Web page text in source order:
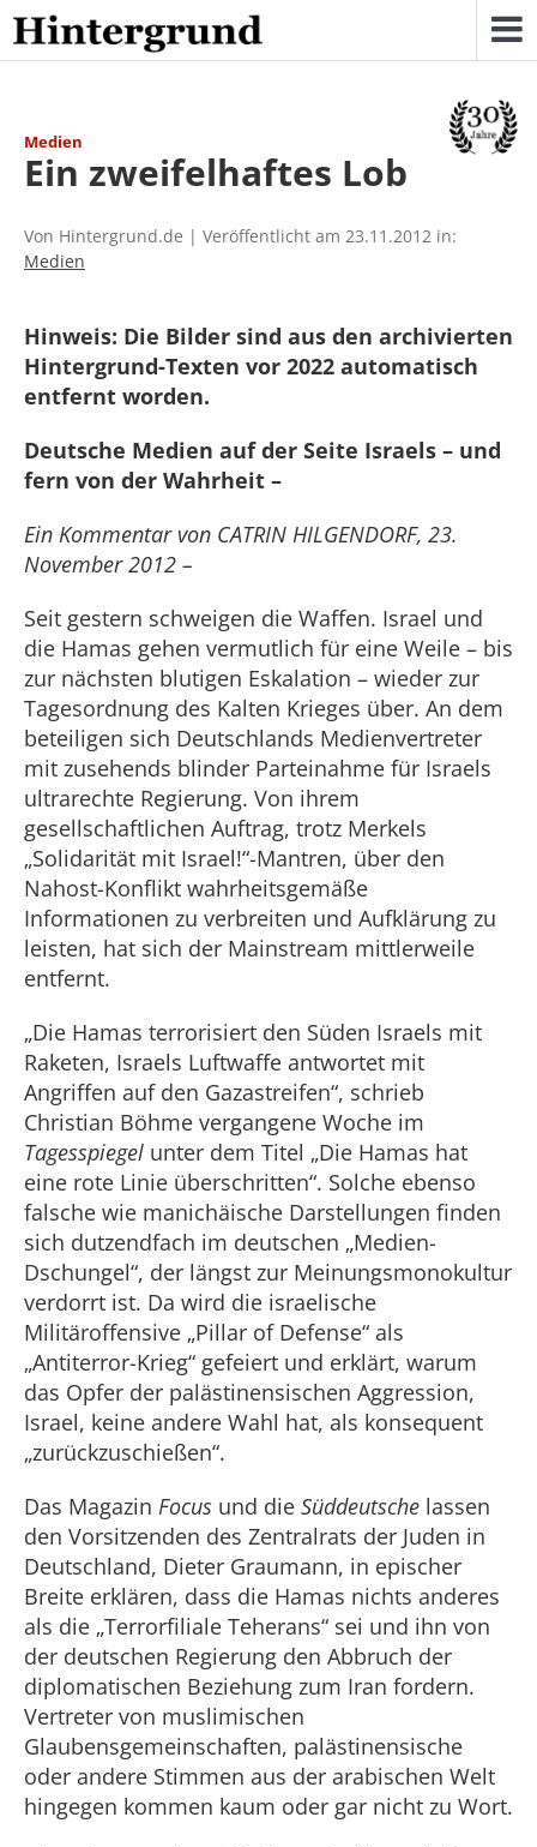
Skip
to
content
Medien
Ein zweifelhaftes Lob
Von Hintergrund.de | Veröffentlicht am 23.11.2012 in:
Medien
Hinweis: Die Bilder sind aus den archivierten
Hintergrund-Texten vor 2022 automatisch
entfernt worden.
Deutsche Medien auf der Seite Israels – und
fern von der Wahrheit –
Ein Kommentar von CATRIN HILGENDORF, 23.
November 2012 –
Seit gestern schweigen die Waffen. Israel und
die Hamas gehen vermutlich für eine Weile – bis
zur nächsten blutigen Eskalation – wieder zur
Tagesordnung des Kalten Krieges über. An dem
beteiligen sich Deutschlands Medienvertreter
mit zusehends blinder Parteinahme für Israels
ultrarechte Regierung. Von ihrem
gesellschaftlichen Auftrag, trotz Merkels
„Solidarität mit Israel!“-Mantren, über den
Nahost-Konflikt wahrheitsgemäße
Informationen zu verbreiten und Aufklärung zu
leisten, hat sich der Mainstream mittlerweile
entfernt.
„Die Hamas terrorisiert den Süden Israels mit
Raketen, Israels Luftwaffe antwortet mit
Angriffen auf den Gazastreifen“, schrieb
Christian Böhme vergangene Woche im
Tagesspiegel unter dem Titel „Die Hamas hat
eine rote Linie überschritten“. Solche ebenso
falsche wie manichäische Darstellungen finden
sich dutzendfach im deutschen „Medien-
Dschungel“, der längst zur Meinungsmonokultur
verdorrt ist. Da wird die israelische
Militäroffensive „Pillar of Defense“ als
„Antiterror-Krieg“ gefeiert und erklärt, warum
das Opfer der palästinensischen Aggression,
Israel, keine andere Wahl hat, als konsequent
„zurückzuschießen“.
Das Magazin Focus und die Süddeutsche lassen
den Vorsitzenden des Zentralrats der Juden in
Deutschland, Dieter Graumann, in epischer
Breite erklären, dass die Hamas nichts anderes
als die „Terrorfiliale Teherans“ sei und ihn von
der deutschen Regierung den Abbruch der
diplomatischen Beziehung zum Iran fordern.
Vertreter von muslimischen
Glaubensgemeinschaften, palästinensische
oder andere Stimmen aus der arabischen Welt
hingegen kommen kaum oder gar nicht zu Wort.